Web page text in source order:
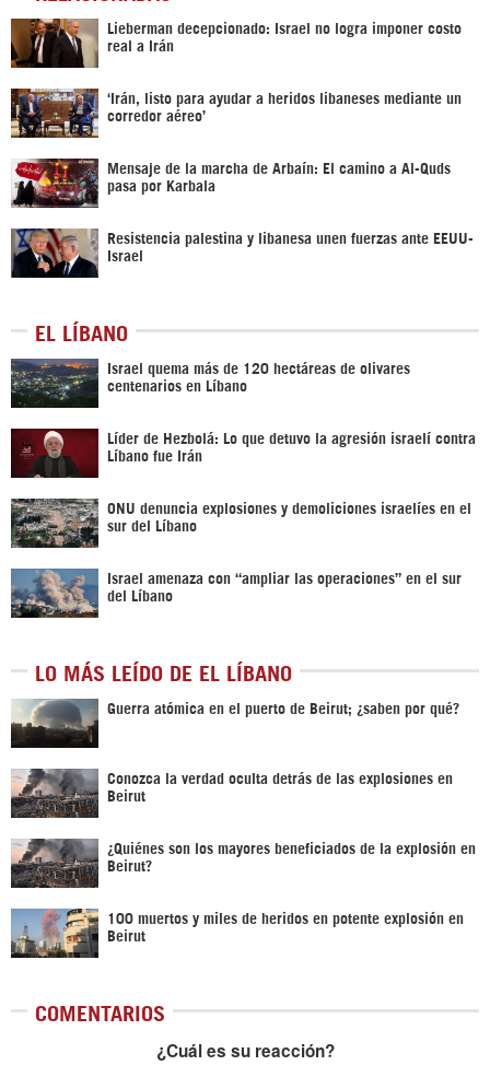
Lieberman decepcionado: Israel no logra imponer costo
real a Irán
‘Irán, listo para ayudar a heridos libaneses mediante un
corredor aéreo’
Mensaje de la marcha de Arbaín: El camino a Al-Quds
pasa por Karbala
Resistencia palestina y libanesa unen fuerzas ante EEUU-
Israel
EL LÍBANO
Israel quema más de 120 hectáreas de olivares
centenarios en Líbano
Líder de Hezbolá: Lo que detuvo la agresión israelí contra
Líbano fue Irán
ONU denuncia explosiones y demoliciones israelíes en el
sur del Líbano
Israel amenaza con “ampliar las operaciones” en el sur
del Líbano
LO MÁS LEÍDO DE EL LÍBANO
Guerra atómica en el puerto de Beirut; ¿saben por qué?
Conozca la verdad oculta detrás de las explosiones en
Beirut
¿Quiénes son los mayores beneficiados de la explosión en
Beirut?
100 muertos y miles de heridos en potente explosión en
Beirut
COMENTARIOS